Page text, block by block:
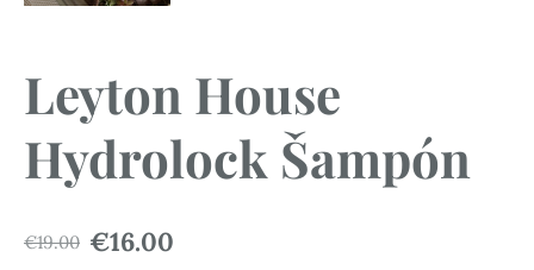
Leyton House
Hydrolock Šampón
€19.00 €16.00